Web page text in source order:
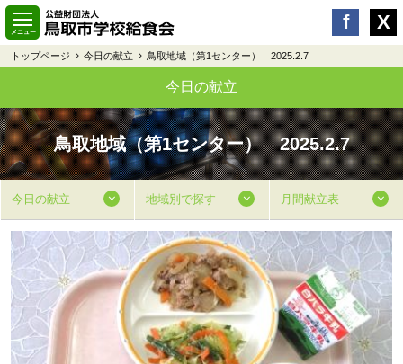
トップページ 今日の献立 鳥取地域（第1センター） 2025.2.7
今日の献立
鳥取地域（第1センター） 2025.2.7
今日の献立 地域別で探す 月間献立表